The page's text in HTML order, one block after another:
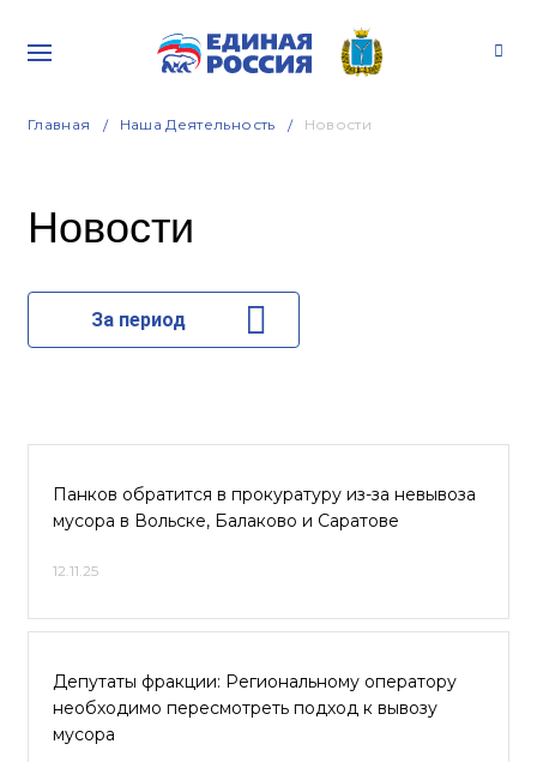
Главная Наша Деятельность Новости
Новости
За период
Панков обратится в прокуратуру из-за невывоза
мусора в Вольске, Балаково и Саратове
12.11.25
Депутаты фракции: Региональному оператору
необходимо пересмотреть подход к вывозу
мусора